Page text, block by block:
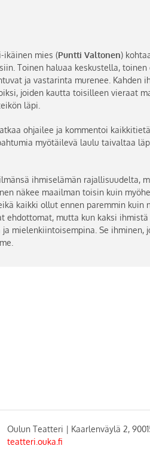
ikäinen mies (Puntti Valtonen)
Toinen haluaa keskustella, toinen
ja vastarinta murenee. Kahden
joiden kautta toisilleen vieraat
läpi.
ohjailee ja kommentoi
myötäilevä laulu taivaltaa
ihmiselämän rajallisuudelta,
näkee maailman toisin kuin
kaikki ollut ennen paremmin kuin
ehdottomat, mutta kun kaksi
mielenkiintoisempina. Se ihminen,
Oulun Teatteri | Kaarlenväylä 2,
teatteri.ouka.fi